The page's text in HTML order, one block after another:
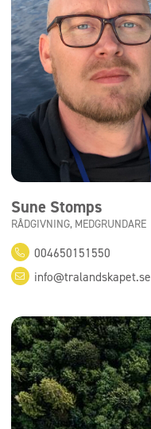
Sune Stomps
RÅDGIVNING, MEDGRUNDARE
004650151550
info@tralandskapet.se